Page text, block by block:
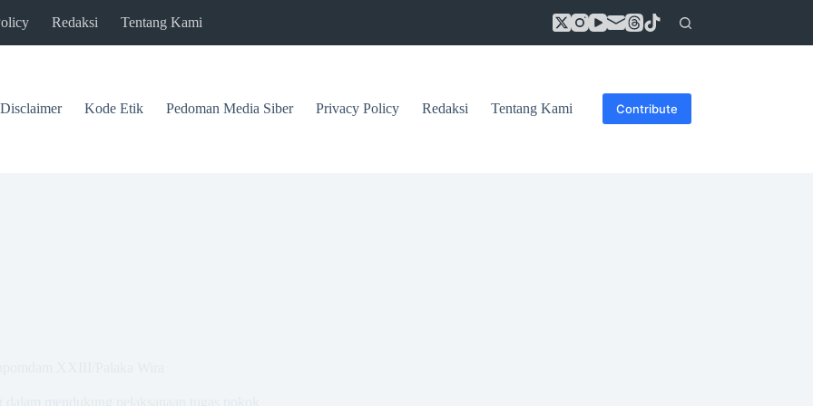
Redaksi Tentang Kami
Disclaimer Kode Etik Pedoman Media Siber Privacy Policy Redaksi Tentang Kami Contribute